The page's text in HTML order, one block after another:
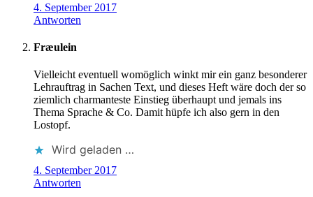
4. September 2017
Antworten
Fræulein
Vielleicht eventuell womöglich winkt mir ein ganz besonderer
Lehrauftrag in Sachen Text, und dieses Heft wäre doch der so
ziemlich charmanteste Einstieg überhaupt und jemals ins
Thema Sprache & Co. Damit hüpfe ich also gern in den
Lostopf.
Wird geladen …
4. September 2017
Antworten